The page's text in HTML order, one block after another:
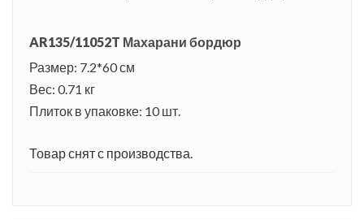
AR135/11052T Махарани бордюр
Размер: 7.2*60 см
Вес: 0.71 кг
Плиток в упаковке: 10 шт.
Товар снят с производства.